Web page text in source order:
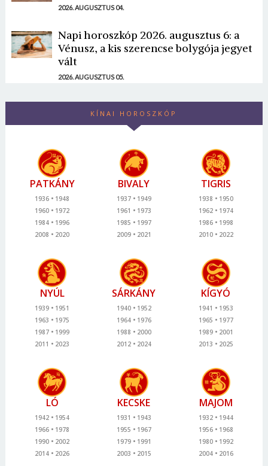
2026. AUGUSZTUS 04.
Napi horoszkóp 2026. augusztus 6: a
Vénusz, a kis szerencse bolygója jegyet
vált
2026. AUGUSZTUS 05.
KÍNAI HOROSZKÓP
PATKÁNY
1936
1948
1960
1972
1984
1996
2008
2020
BIVALY
1937
1949
1961
1973
1985
1997
2009
2021
TIGRIS
1938
1950
1962
1974
1986
1998
2010
2022
NYÚL
1939
1951
1963
1975
1987
1999
2011
2023
SÁRKÁNY
1940
1952
1964
1976
1988
2000
2012
2024
KÍGYÓ
1941
1953
1965
1977
1989
2001
2013
2025
LÓ
1942
1954
1966
1978
1990
2002
2014
2026
KECSKE
1931
1943
1955
1967
1979
1991
2003
2015
MAJOM
1932
1944
1956
1968
1980
1992
2004
2016